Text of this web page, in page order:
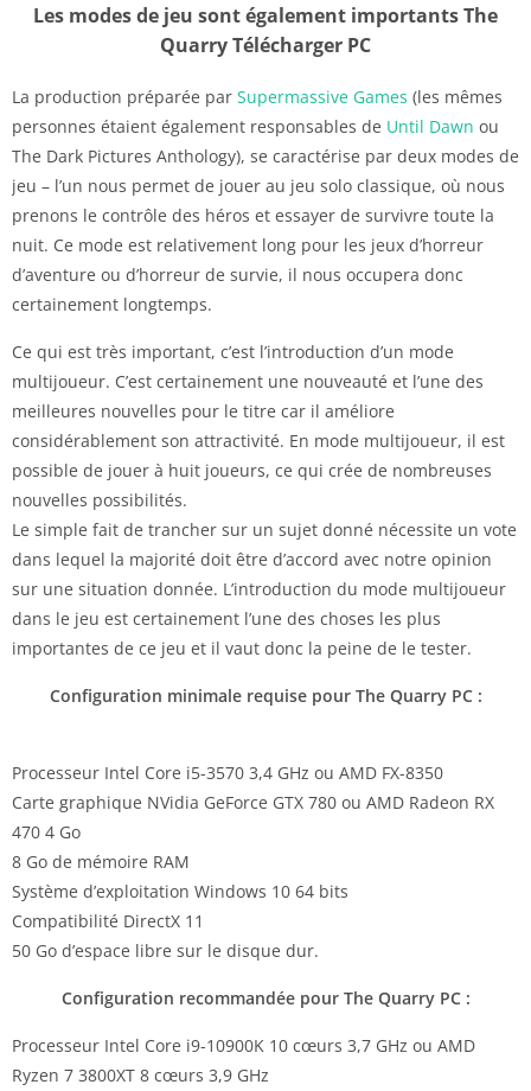
Les modes de jeu sont également importants The
Quarry Télécharger PC
La production préparée par Supermassive Games (les mêmes
personnes étaient également responsables de Until Dawn ou
The Dark Pictures Anthology), se caractérise par deux modes de
jeu – l’un nous permet de jouer au jeu solo classique, où nous
prenons le contrôle des héros et essayer de survivre toute la
nuit. Ce mode est relativement long pour les jeux d’horreur
d’aventure ou d’horreur de survie, il nous occupera donc
certainement longtemps.
Ce qui est très important, c’est l’introduction d’un mode
multijoueur. C’est certainement une nouveauté et l’une des
meilleures nouvelles pour le titre car il améliore
considérablement son attractivité. En mode multijoueur, il est
possible de jouer à huit joueurs, ce qui crée de nombreuses
nouvelles possibilités.
Le simple fait de trancher sur un sujet donné nécessite un vote
dans lequel la majorité doit être d’accord avec notre opinion
sur une situation donnée. L’introduction du mode multijoueur
dans le jeu est certainement l’une des choses les plus
importantes de ce jeu et il vaut donc la peine de le tester.
Configuration minimale requise pour The Quarry PC :
Processeur Intel Core i5-3570 3,4 GHz ou AMD FX-8350
Carte graphique NVidia GeForce GTX 780 ou AMD Radeon RX
470 4 Go
8 Go de mémoire RAM
Système d’exploitation Windows 10 64 bits
Compatibilité DirectX 11
50 Go d’espace libre sur le disque dur.
Configuration recommandée pour The Quarry PC :
Processeur Intel Core i9-10900K 10 cœurs 3,7 GHz ou AMD
Ryzen 7 3800XT 8 cœurs 3,9 GHz